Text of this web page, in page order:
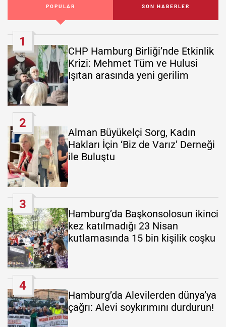
POPULAR SON HABERLER
1
CHP Hamburg Birliği’nde Etkinlik
Krizi: Mehmet Tüm ve Hulusi
Işıtan arasında yeni gerilim
2
Alman Büyükelçi Sorg, Kadın
Hakları İçin ‘Biz de Varız’ Derneği
ile Buluştu
3
Hamburg’da Başkonsolosun ikinci
kez katılmadığı 23 Nisan
kutlamasında 15 bin kişilik coşku
4
Hamburg’da Alevilerden dünya’ya
çağrı: Alevi soykırımını durdurun!